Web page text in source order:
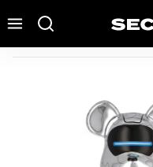
Bearbrick x BAPE x